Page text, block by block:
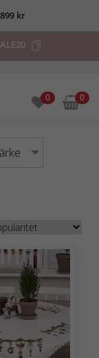
0 0